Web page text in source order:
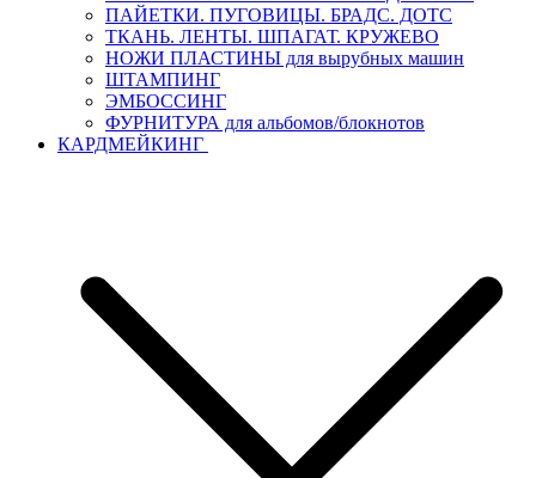
ПАЙЕТКИ. ПУГОВИЦЫ. БРАДС. ДОТС
ТКАНЬ. ЛЕНТЫ. ШПАГАТ. КРУЖЕВО
НОЖИ ПЛАСТИНЫ для вырубных машин
ШТАМПИНГ
ЭМБОССИНГ
ФУРНИТУРА для альбомов/блокнотов
КАРДМЕЙКИНГ